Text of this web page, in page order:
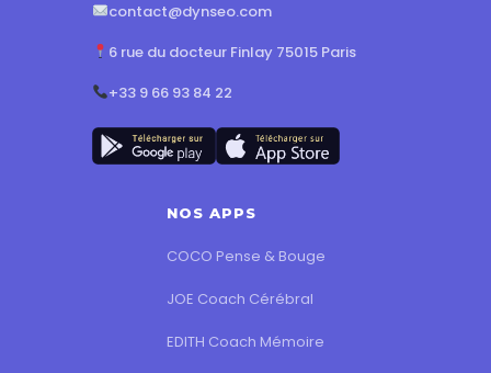
contact@dynseo.com
6 rue du docteur Finlay 75015 Paris
+33 9 66 93 84 22
NOS APPS
COCO Pense & Bouge
JOE Coach Cérébral
EDITH Coach Mémoire